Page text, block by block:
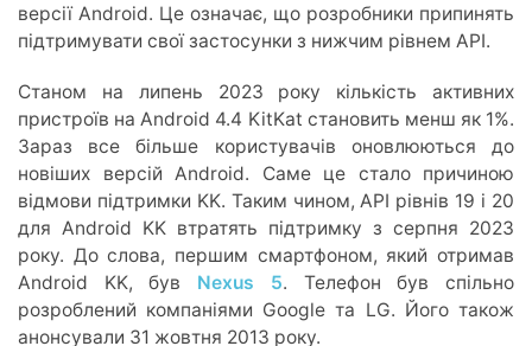
версії Android. Це означає, що розробники припинять
підтримувати свої застосунки з нижчим рівнем API.
Станом на липень 2023 року кількість активних
пристроїв на Android 4.4 KitKat становить менш як 1%.
Зараз все більше користувачів оновлюються до
новіших версій Android. Саме це стало причиною
відмови підтримки KK. Таким чином, API рівнів 19 і 20
для Android KK втратять підтримку з серпня 2023
року. До слова, першим смартфоном, який отримав
Android KK, був Nexus 5. Телефон був спільно
розроблений компаніями Google та LG. Його також
анонсували 31 жовтня 2013 року.